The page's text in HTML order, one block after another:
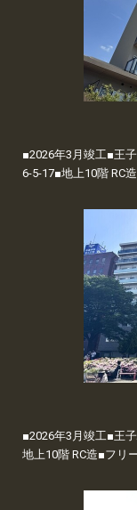
■2026年3月竣工■王
6-5-17■地上10階 RC
■2026年3月竣工■王
地上10階 RC造■フリ